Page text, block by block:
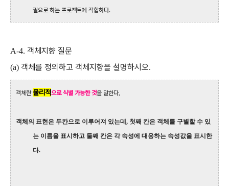
필요로 하는 프로젝트에 적합하다.
A-4. 객체지향 질문
(a) 객체를 정의하고 객체지향을 설명하시오.
객체란물리적으로 식별 가능한 것을 말한다,
객체의 표현은 두칸으로 이루어져 있는데, 첫째 칸은 객체를 구별할 수 있
는 이름을 표시하고 둘째 칸은 각 속성에 대응하는 속성값을 표시한
다.